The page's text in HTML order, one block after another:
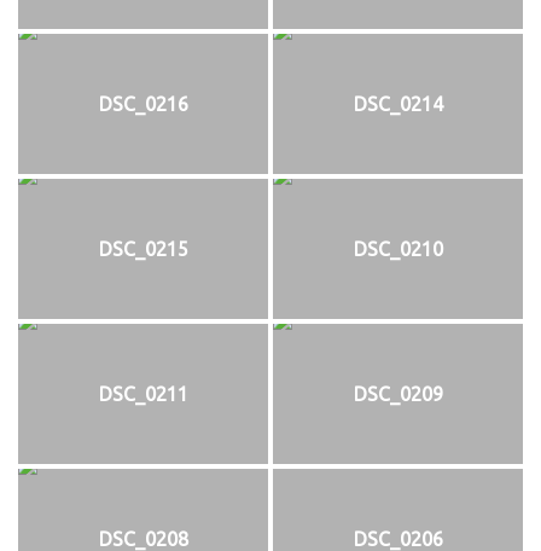
DSC_0216 DSC_0214
DSC_0215 DSC_0210
DSC_0211 DSC_0209
DSC_0208 DSC_0206